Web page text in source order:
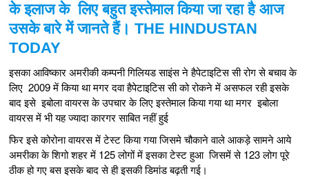
के इलाज के लिए बहुत इस्तेमाल किया जा रहा है आज
उसके बारे में जानते हैं। THE HINDUSTAN
TODAY
इसका आविष्कार अमरीकी कम्पनी गिलियड साइंस ने हैपेटाइटिस सी रोग से बचाव के
लिए 2009 में किया था मगर दवा हैपेटाइटिस सी को रोकने में असफल रही इसके
बाद इसे इबोला वायरस के उपचार के लिए इस्तेमाल किया गया था मगर इबोला
वायरस में भी यह ज्यादा कारगर साबित नहीं हुई
फिर इसे कोरोना वायरस में टेस्ट किया गया जिसमे चौकाने वाले आकड़े सामने आये
अमरीका के शिगो शहर में 125 लोगों में इसका टेस्ट हुआ जिसमें से 123 लोग पूरे
ठीक हो गए बस इसके बाद से ही इसकी डिमांड बढ़ती गई।